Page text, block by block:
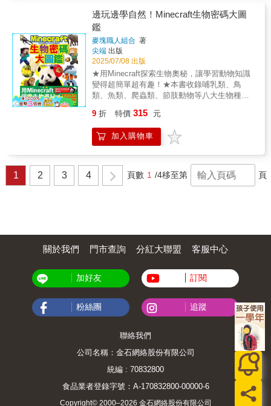
的集合就是「程式」，而「程式設計」則是編
寫這些程式的過程。 在本書的漫畫內容中，柯
南與少年偵探團將透過程式設計找出事件的真
相。 和柯南他們一起挑戰這個謎題的你，在解
開事件的同時，也能親手完成一個遊戲。相信
你一定會對這樣有趣的程式設計深深著迷。 現
在，就和柯南他們一起踏入程式設計的奇妙世
界吧！ 透過【柯南的程式設計講座】與【柯南
的漫畫，講解 ．什麼是「運算思維」 ．如何建
「座標」 ．同時執行！平行處理 ．裝進各種內
容的「變數」盒子 ．了解基礎滑鼠操作 ．程式
設計專有名詞 讓學習的過程充滿樂趣與知識！
力。 - 日本Amazon兒童學習類書籍暢銷，
獲得許多家長與教師推薦。《生活知識王！
Minecraft社會拼圖大圖鑑》 - 精選超過25
種常見生活場景與建築（如消防局、醫院、商
場等），對應社會功能解說。 - 每個建築皆
提供搭建步驟與空間導覽，邊蓋邊學、加深理
解。 - 幫助孩子認識生活與職能分工，訓練
觀察力與社會邏輯。《邊玩邊學歷史！
Minecraft日本歷史大圖鑑》 - 從繩文時代到
現代，涵蓋日本歷史重要時代與建築（如城
史解說＋建造教學，將知識融入創作實作
中。 - 提升歷史理解力與空間創造力，適合
對社會科或歷史有興趣的孩子。為什麼推薦這
套書？遊戲化學習：結合Minecraft，讓孩子在
興趣驅動下主動學習，事半功倍。多元跨領
域：語文、社會、歷史三大核心領域全面涵
習的最佳選擇。讓Minecraft不只是娛樂，更是
邊玩邊學自然！Minecraft生物密碼大圖
鑑
麥塊職人組合 著
尖端 出版
2025/07/08 出版
★用Minecraft探索生物奧秘，讓學習動物知識
變得超簡單超有趣！★本書收錄哺乳類、鳥
類、魚類、爬蟲類、節肢動物等八大生物種
有四個胃？馬的眼睛到底能看多廣？把這些問
題帶進Minecraft的世界中探索，就會發現，生
物知識其實一點都不難懂！能將遊戲樂趣與知
生物密碼大圖鑑》，透過遊戲裡出現的各種動
物，引導孩子一步步認識現實世界中的真實生
營養！牛有龐大的身軀，需要反覆消化牧草來
吸收能量。除了Minecraft裡熟悉的乳牛、綿
還搭配荷蘭乳牛、水牛、牛羚、山貓等真實動
物的彩色圖片與資料，讓虛擬與現實完美連
與關聯！◎本書重點■遊戲結合自然： 用
Minecraft世界中的動物角色，帶出真實世界中
的生命奧秘。■趣味問答式設計： 每個主題都
用孩子會好奇的問題切入，再用淺顯有趣的方
式說明。■八大生物分類大集合： 哺乳類、鳥
類、魚類、貝類、爬蟲類、兩棲類、節肢動
物、刺絲胞動物，通通都認識！■圖文豐富易
讀： 真實動物照片＋麥塊生物＋簡明資料，學
習更直觀更有感！這本書不只是一本圖鑑，更
是讓孩子們學會觀察、提問、理解世界的啟蒙
9 折 特價 315 元
加入購物車
1 2 3 4 頁數 1 /4移至第 頁
關於我們 門市查詢 分紅大聯盟 客服中心
加好友 訂閱
粉絲團 追蹤
聯絡我們
公司名稱：金石網絡股份有限公司
統編 : 70832800
食品業者登錄字號：A-170832800-00000-6
Copyright© 2000–2026 金石網絡股份有限公司